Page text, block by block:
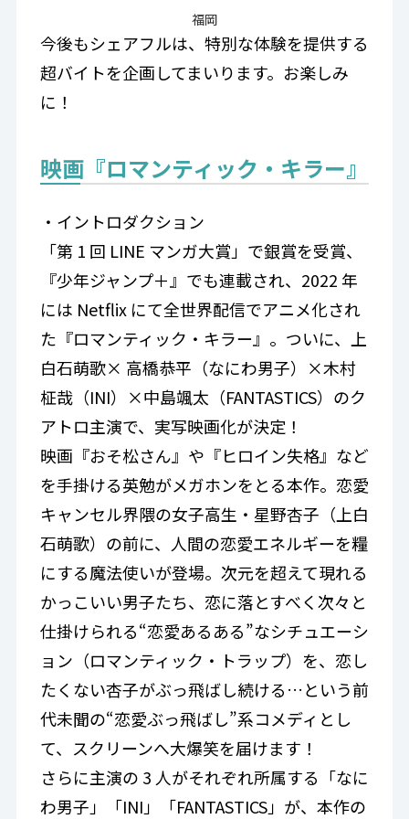
福岡
今後もシェアフルは、特別な体験を提供する
超バイトを企画してまいります。お楽しみ
に！
映画『ロマンティック・キラー』
・イントロダクション
「第 1 回 LINE マンガ大賞」で銀賞を受賞、
『少年ジャンプ＋』でも連載され、2022 年
には Netflix にて全世界配信でアニメ化され
た『ロマンティック・キラー』。ついに、上
白石萌歌× 高橋恭平（なにわ男子）×木村
柾哉（INI）×中島颯太（FANTASTICS）のク
アトロ主演で、実写映画化が決定！
映画『おそ松さん』や『ヒロイン失格』など
を手掛ける英勉がメガホンをとる本作。恋愛
キャンセル界隈の女子高生・星野杏子（上白
石萌歌）の前に、人間の恋愛エネルギーを糧
にする魔法使いが登場。次元を超えて現れる
かっこいい男子たち、恋に落とすべく次々と
仕掛けられる“恋愛あるある”なシチュエーシ
ョン（ロマンティック・トラップ）を、恋し
たくない杏子がぶっ飛ばし続ける…という前
代未聞の“恋愛ぶっ飛ばし”系コメディとし
て、スクリーンへ大爆笑を届けます！
さらに主演の 3 人がそれぞれ所属する「なに
わ男子」「INI」「FANTASTICS」が、本作の